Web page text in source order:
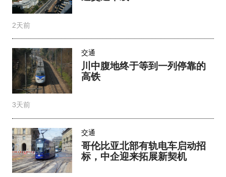
2天前
交通
川中腹地终于等到一列停靠的
高铁
3天前
交通
哥伦比亚北部有轨电车启动招
标，中企迎来拓展新契机